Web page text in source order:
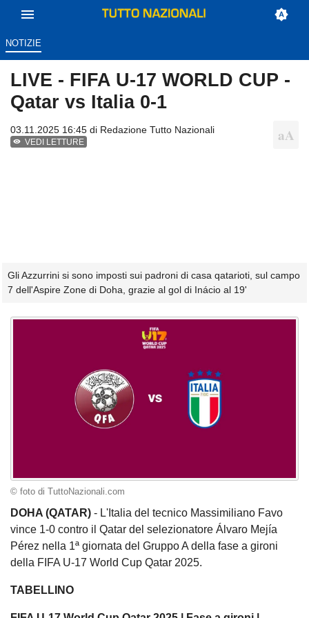
NOTIZIE
LIVE - FIFA U-17 WORLD CUP -
Qatar vs Italia 0-1
03.11.2025 16:45 di Redazione Tutto Nazionali
VEDI LETTURE
Gli Azzurrini si sono imposti sui padroni di casa qatarioti, sul campo
7 dell'Aspire Zone di Doha, grazie al gol di Inácio al 19'
© foto di TuttoNazionali.com
DOHA (QATAR) - L'Italia del tecnico Massimiliano Favo
vince 1-0 contro il Qatar del selezionatore Álvaro Mejía
Pérez nella 1ª giornata del Gruppo A della fase a gironi
della FIFA U-17 World Cup Qatar 2025.
TABELLINO